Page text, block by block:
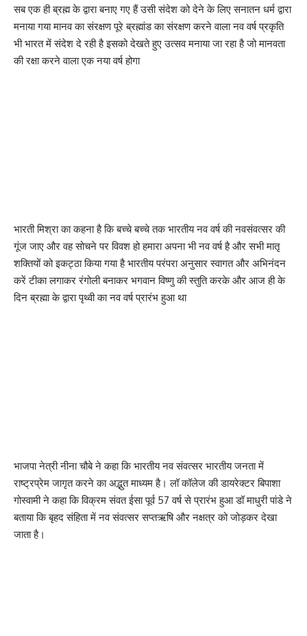
सब एक ही ब्रह्म के द्वारा बनाए गए हैं उसी संदेश को देने के लिए सनातन धर्म द्वारा
मनाया गया मानव का संरक्षण पूरे ब्रह्मांड का संरक्षण करने वाला नव वर्ष प्रकृति
भी भारत में संदेश दे रही है इसको देखते हुए उत्सव मनाया जा रहा है जो मानवता
की रक्षा करने वाला एक नया वर्ष होगा
भारती मिश्रा का कहना है कि बच्चे बच्चे तक भारतीय नव वर्ष की नवसंवत्सर की
गूंज जाए और वह सोचने पर विवश हो हमारा अपना भी नव वर्ष है और सभी मातृ
शक्तियों को इकट्ठा किया गया है भारतीय परंपरा अनुसार स्वागत और अभिनंदन
करें टीका लगाकर रंगोली बनाकर भगवान विष्णु की स्तुति करके और आज ही के
दिन ब्रह्मा के द्वारा पृथ्वी का नव वर्ष प्रारंभ हुआ था
भाजपा नेत्री नीना चौबे ने कहा कि भारतीय नव संवत्सर भारतीय जनता में
राष्ट्रप्रेम जागृत करने का अद्भुत माध्यम है। लॉ कॉलेज की डायरेक्टर बिपाशा
गोस्वामी ने कहा कि विक्रम संवत ईसा पूर्व 57 वर्ष से प्रारंभ हुआ डॉ माधुरी पांडे ने
बताया कि बृहद संहिता में नव संवत्सर सप्तऋषि और नक्षत्र को जोड़कर देखा
जाता है।